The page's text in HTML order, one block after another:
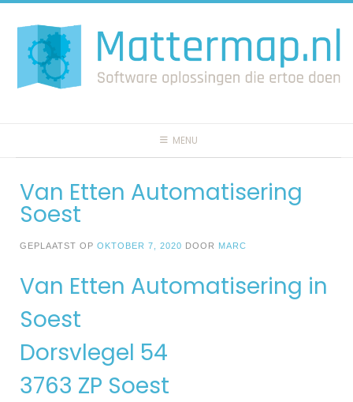
naar
inhoud
MENU
Van Etten Automatisering
Soest
GEPLAATST OP OKTOBER 7, 2020 DOOR MARC
Van Etten Automatisering in
Soest
Dorsvlegel 54
3763 ZP Soest